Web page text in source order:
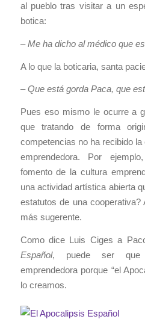
al pueblo tras visitar a un
botica:
–Me ha dicho al médico que
A lo que la boticaria, santa
– Que está gorda Paca, que
Pues eso mismo le ocurre a
que tratando de forma
competencias no ha recibido
emprendedora. Por
fomento de la cultura
una actividad artística abierta
estatutos de una
más sugerente.
Como dice Luis Ciges a
Español, puede ser que
emprendedora porque “el
lo creamos.